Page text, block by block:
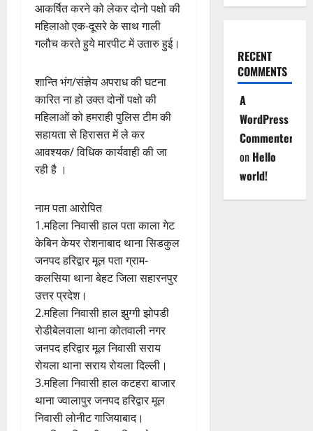
आकर्षित करने को लेकर दोनो पक्षो की
महिलाओ एक-दूसरे के साथ गाली
गलौच करते हुये मारपीट में उतारु हुई।
शान्ति भंग/संज्ञेय अपराध की घटना
कारित ना हो उक्त दोनों पक्षो की
महिलाओं को हमराही पुलिस टीम की
सहायता से हिरासत में ले कर
आवश्यक/ विधिक कार्यवाही की जा
रही है ।
नाम पता आरोपित
1.महिला निवासी हाल पता काला गेट
केबिन केयर रोशनाबाद थाना सिडकुल
जनपद हरिद्वार मूल पता ग्राम-
कलसिया थाना बेहट जिला सहारनपुर
उत्तर प्रदेश।
2.महिला निवासी हाल झुग्गी झोपडी
रोडीबेलवाला थाना कोतवाली नगर
जनपद हरिद्वार मूल निवासी सराय
रोयला थाना सराय रोयला दिल्ली।
3.महिला निवासी हाल कटहरा बाजार
थाना ज्वालापुर जनपद हरिद्वार मूल
निवासी लोनीट गाजियाबाद।
RECENT
COMMENTS
A
WordPress
Commenter
on Hello
world!